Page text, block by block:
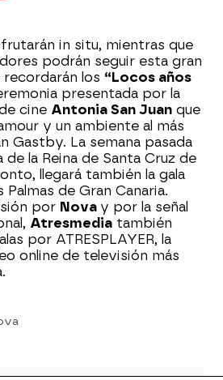
in situ, mientras que
podrán seguir esta gran
recordarán los “Locos años
presentada por la
cine Antonia San Juan que
y un ambiente al más
Gastby. La semana pasada
de la Reina de Santa Cruz de
llegará también la gala
Palmas de Gran Canaria.
por Nova y por la señal
Atresmedia también
por ATRESPLAYER, la
online de televisión más